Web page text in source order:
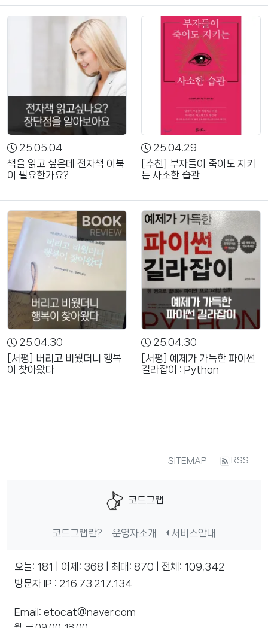
25.05.04
책을 읽고 싶은데 전자책 이북
이 필요한가요?
25.04.29
[추천] 부자들이 죽어도 지키
는 사소한 습관
25.04.30
[서평] 버리고 비웠더니 행복
이 찾아왔다
25.04.30
[서평] 예제가 가득한 파이썬
길라잡이 : Python
SITEMAP RSS
코드그랩
코드그랩란? 운영자소개 서비스안내
오늘: 181 | 어제: 368 | 최대: 870 | 전체: 109,342
방문자 IP : 216.73.217.134
Email: etocat@naver.com